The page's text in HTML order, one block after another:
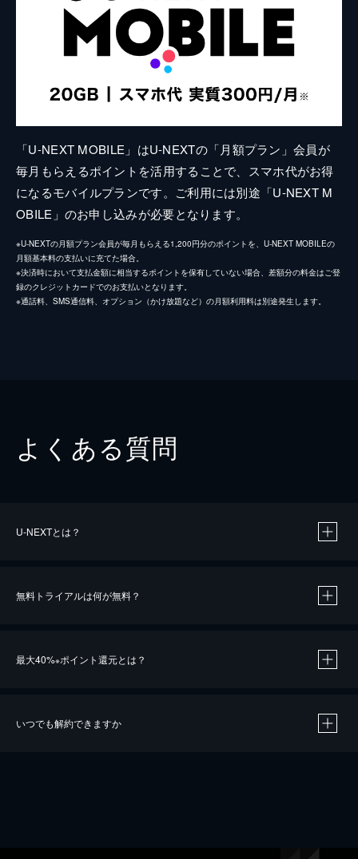
「U-NEXT MOBILE」はU-NEXTの「月額プラン」会員が
毎月もらえるポイントを活用することで、スマホ代がお得
になるモバイルプランです。ご利用には別途「U-NEXT M
OBILE」のお申し込みが必要となります。
※U-NEXTの月額プラン会員が毎月もらえる1,200円分のポイントを、U-NEXT MOBILEの
月額基本料の支払いに充てた場合。
※決済時において支払金額に相当するポイントを保有していない場合、差額分の料金はご登
録のクレジットカードでのお支払いとなります。
※通話料、SMS通信料、オプション（かけ放題など）の月額利用料は別途発生します。
よくある質問
U-NEXTとは？
無料トライアルは何が無料？
最大40%※ポイント還元とは？
いつでも解約できますか